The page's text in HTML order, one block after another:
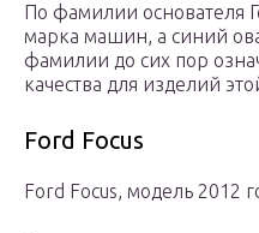
По фамилии основателя
марка машин, а синий
фамилии до сих пор
качества для изделий
Ford Focus
Ford Focus, модель 2012